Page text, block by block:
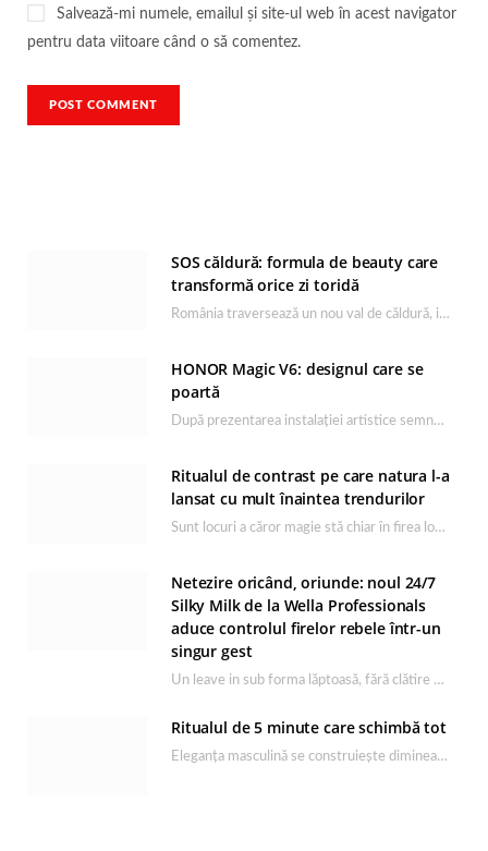
Salvează-mi numele, emailul și site-ul web în acest navigator
pentru data viitoare când o să comentez.
SOS căldură: formula de beauty care
transformă orice zi toridă
România traversează un nou val de căldură, iar rutina de îngrijire capătă un rol esențial…
HONOR Magic V6: designul care se
poartă
După prezentarea instalației artistice semnată de Catrinel Săbăciag în cadrul evenimentului de lansare HONOR Magic…
Ritualul de contrast pe care natura l-a
lansat cu mult înaintea trendurilor
Sunt locuri a căror magie stă chiar în firea lor naturală, iar Lacul Ursu din…
Netezire oricând, oriunde: noul 24/7
Silky Milk de la Wella Professionals
aduce controlul firelor rebele într-un
singur gest
Un leave in sub forma lăptoasă, fără clătire care completează rutina Ultimate Smooth și transformă…
Ritualul de 5 minute care schimbă tot
Eleganța masculină se construiește dimineața, în câteva minute și cu produsele potrivite. O rutină de…